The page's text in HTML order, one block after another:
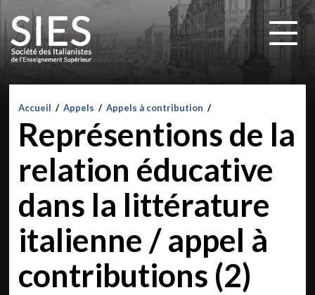
Accueil / Appels / Appels à contribution /
Représentions de la
relation éducative
dans la littérature
italienne / appel à
contributions (2)